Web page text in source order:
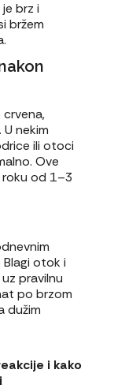
brz i
bržem
nekim
ili otoci
Ove
od 1–3
otok i
pravilnu
po brzom
dužim
i kako